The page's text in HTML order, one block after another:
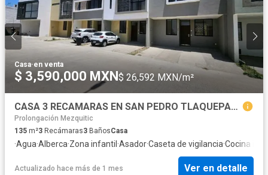
Casa·en venta
$ 3,590,000 MXN$ 26,592 MXN/m²
CASA 3 RECAMARAS EN SAN PEDRO TLAQUEPAQUE
Prolongación Mezquitic
135 m²3 Recámaras3 BañosCasa
·Agua·Alberca·Zona infantil ·Asador·Caseta de vigilancia·Cocina
Actualizado hace más de 1 mes Ver en detalle